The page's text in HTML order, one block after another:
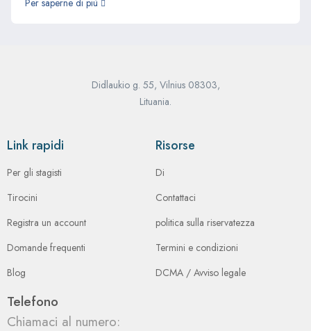
Per saperne di più
Didlaukio g. 55, Vilnius 08303,
Lituania.
Link rapidi
Per gli stagisti
Tirocini
Registra un account
Domande frequenti
Blog
Risorse
Di
Contattaci
politica sulla riservatezza
Termini e condizioni
DCMA / Avviso legale
Telefono
Chiamaci al numero: